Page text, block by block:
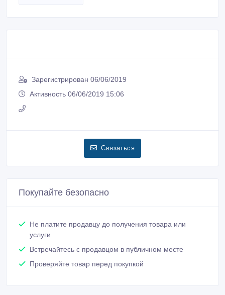
Зарегистрирован 06/06/2019
Активность 06/06/2019 15:06
Связаться
Покупайте безопасно
Не платите продавцу до получения товара или
услуги
Встречайтесь с продавцом в публичном месте
Проверяйте товар перед покупкой